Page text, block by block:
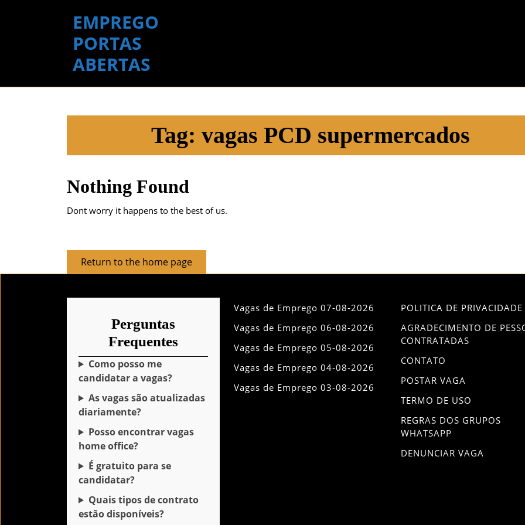
EMPREGO
PORTAS
ABERTAS
Tag: vagas PCD supermercados
Nothing Found
Dont worry it happens to the best of us.
Return to the home pageReturn
to
Perguntas
Frequentes
Como posso me
candidatar a vagas?
As vagas são atualizadas
diariamente?
Posso encontrar vagas
home office?
É gratuito para se
candidatar?
Quais tipos de contrato
estão disponíveis?
Vagas de Emprego 07-08-2026
Vagas de Emprego 06-08-2026
Vagas de Emprego 05-08-2026
Vagas de Emprego 04-08-2026
Vagas de Emprego 03-08-2026
POLITICA DE PRIVACIDADE
AGRADECIMENTO DE
CONTRATADAS
CONTATO
POSTAR VAGA
TERMO DE USO
REGRAS DOS GRUPOS
WHATSAPP
DENUNCIAR VAGA